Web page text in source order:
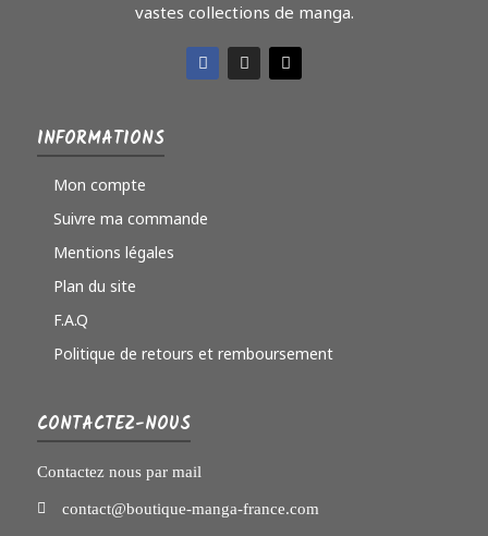
vastes collections de manga.
INFORMATIONS
Mon compte
Suivre ma commande
Mentions légales
Plan du site
F.A.Q
Politique de retours et remboursement
CONTACTEZ-NOUS
Contactez nous par mail
contact@boutique-manga-france.com